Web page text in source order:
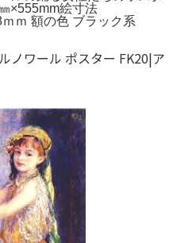
㎜×555mm絵寸法
額の色 ブラック系